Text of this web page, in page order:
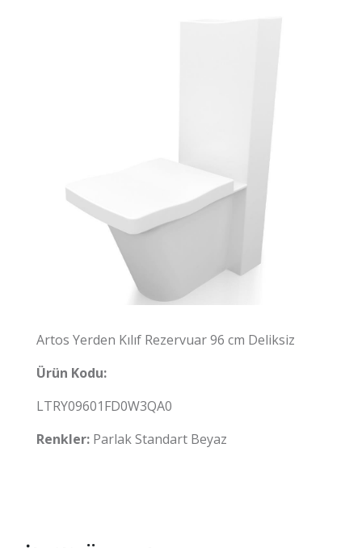
Artos Yerden Kılıf Rezervuar 96 cm Deliksiz
Ürün Kodu:
LTRY09601FD0W3QA0
Renkler: Parlak Standart Beyaz